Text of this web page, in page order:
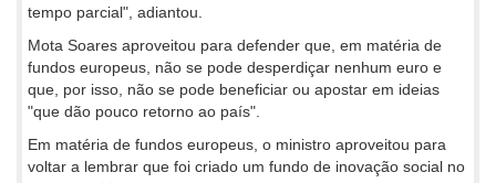
tempo parcial", adiantou.
Mota Soares aproveitou para defender que, em matéria de
fundos europeus, não se pode desperdiçar nenhum euro e
que, por isso, não se pode beneficiar ou apostar em ideias
"que dão pouco retorno ao país".
Em matéria de fundos europeus, o ministro aproveitou para
voltar a lembrar que foi criado um fundo de inovação social no